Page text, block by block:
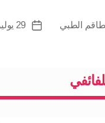
الطبي
تاريخ29 يوليو، 2026